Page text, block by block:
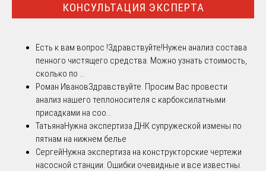
КОНСУЛЬТАЦИЯ ЭКСПЕРТА
Есть к вам вопрос !Здравствуйте!Нужен анализ состава
пенного чистящего средства. Можно узнать стоимость,
сколько по ...
Роман ИвановЗдравствуйте. Просим Вас провести
анализ нашего теплоносителя с карбоксилатными
присадками на соо...
ТатьянаНужна экспертиза ДНК супружеской измены по
пятнам на нижнем белье
СергейНужна экспертиза на конструкторские чертежи
насосной станции. Ошибки очевидные и все известны.